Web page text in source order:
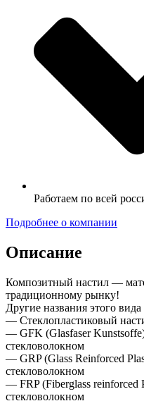
Работаем по всей
Подробнее о компании
Описание
Композитный настил —
традиционному рынку!
Другие названия этого вида
— Стеклопластиковый
— GFK (Glasfaser
стекловолокном
— GRP (Glass Reinforced
стекловолокном
— FRP (Fiberglass reinforced
стекловолокном